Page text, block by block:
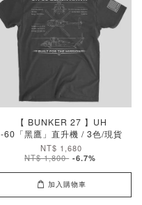
【 BUNKER 27 】UH
-60「黑鷹」直升機 / 3色/現貨
NT$ 1,680
NT$ 1,800 -6.7%
加入購物車